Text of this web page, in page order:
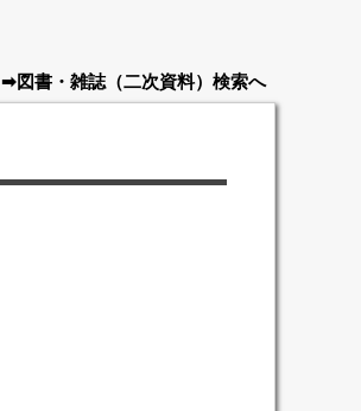
➡図書・雑誌（二次資料） 検索へ